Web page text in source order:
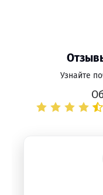
Узнайте